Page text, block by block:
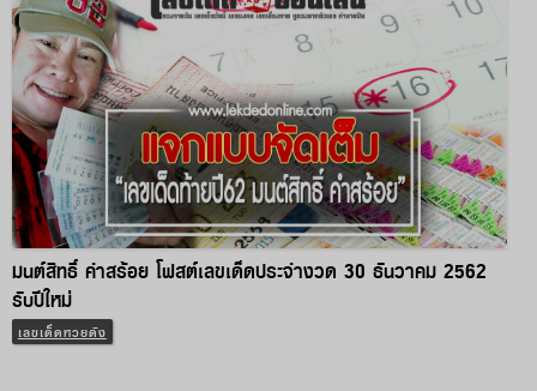
มนต์สิทธิ์ คำสร้อย โฟสต์เลขเด็ดประจำงวด 30 ธันวาคม 2562
รับปีใหม่
เลขเด็ดหวยดัง